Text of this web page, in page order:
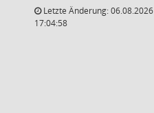
Letzte Änderung: 06.08.2026
17:04:58